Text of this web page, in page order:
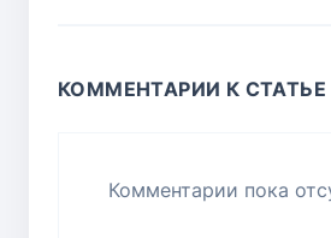
КОММЕНТАРИИ К СТАТЬЕ
Комментарии пока